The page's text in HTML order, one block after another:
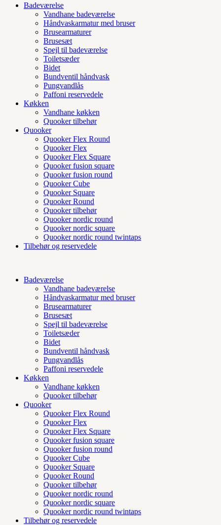
Badeværelse
Vandhane badeværelse
Håndvaskarmatur med bruser
Brusearmaturer
Brusesæt
Spejl til badeværelse
Toiletsæder
Bidet
Bundventil håndvask
Pungvandlås
Paffoni reservedele
Køkken
Vandhane køkken
Quooker tilbehør
Quooker
Quooker Flex Round
Quooker Flex
Quooker Flex Square
Quooker fusion square
Quooker fusion round
Quooker Cube
Quooker Square
Quooker Round
Quooker tilbehør
Quooker nordic round
Quooker nordic square
Quooker nordic round twintaps
Tilbehør og reservedele
Badeværelse
Vandhane badeværelse
Håndvaskarmatur med bruser
Brusearmaturer
Brusesæt
Spejl til badeværelse
Toiletsæder
Bidet
Bundventil håndvask
Pungvandlås
Paffoni reservedele
Køkken
Vandhane køkken
Quooker tilbehør
Quooker
Quooker Flex Round
Quooker Flex
Quooker Flex Square
Quooker fusion square
Quooker fusion round
Quooker Cube
Quooker Square
Quooker Round
Quooker tilbehør
Quooker nordic round
Quooker nordic square
Quooker nordic round twintaps
Tilbehør og reservedele